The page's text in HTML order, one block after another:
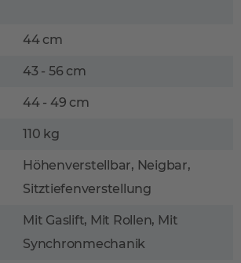
44 cm
43 - 56 cm
44 - 49 cm
110 kg
Höhenverstellbar, Neigbar,
Sitztiefenverstellung
Mit Gaslift, Mit Rollen, Mit
Synchronmechanik